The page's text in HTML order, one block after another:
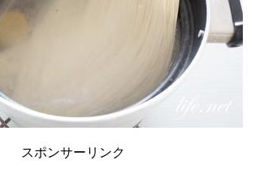
スポンサーリンク